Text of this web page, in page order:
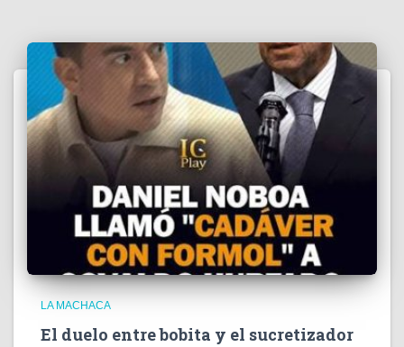
LA MACHACA
El duelo entre bobita y el sucretizador